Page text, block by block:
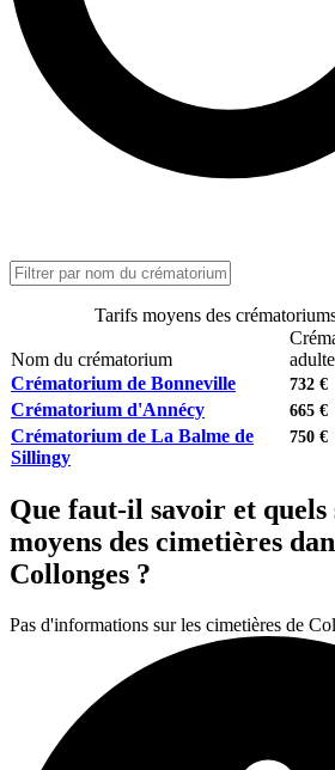
Tarifs moyens des
Nom du crématorium
adulte
Crématorium de Bonneville
732 €
Crématorium d'Annécy 665 €
Crématorium de La Balme de
Sillingy
750 €
Que faut-il savoir et quels
moyens des cimetières
Collonges ?
Pas d'informations sur les cimetières de